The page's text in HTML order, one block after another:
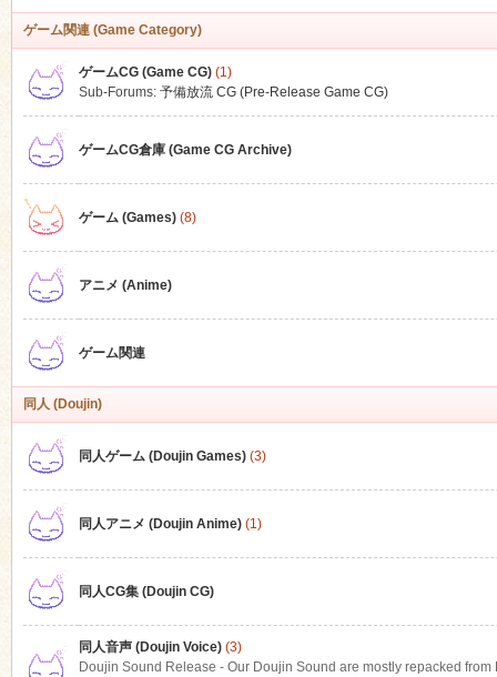
ゲーム関連 (Game Category)
ゲームCG (Game CG)(1)
Sub-Forums: 予備放流 CG (Pre-Release Game CG)
ゲームCG倉庫 (Game CG Archive)
ゲーム (Games)(8)
アニメ (Anime)
ゲーム関連
同人 (Doujin)
同人ゲーム (Doujin Games)(3)
同人アニメ (Doujin Anime)(1)
同人CG集 (Doujin CG)
同人音声 (Doujin Voice)(3)
Doujin Sound Release - Our Doujin Sound are mostly repacked